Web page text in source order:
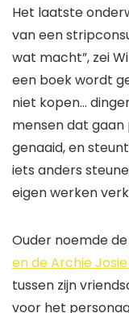
Het laatste
van een
wat macht”, zei
een boek wordt
niet kopen…
mensen dat gaan
genaaid, en
iets anders
eigen werken
Ouder noemde
en deArchie
tussen zijn
voor het